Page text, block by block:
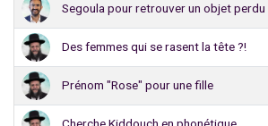
Segoula pour retrouver un objet perdu
Des femmes qui se rasent la tête ?!
Prénom "Rose" pour une fille